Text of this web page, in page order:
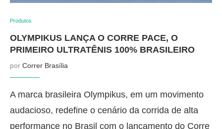
Produtos
OLYMPIKUS LANÇA O CORRE PACE, O
PRIMEIRO ULTRATÊNIS 100% BRASILEIRO
por Correr Brasília
A marca brasileira Olympikus, em um movimento
audacioso, redefine o cenário da corrida de alta
performance no Brasil com o lançamento do Corre